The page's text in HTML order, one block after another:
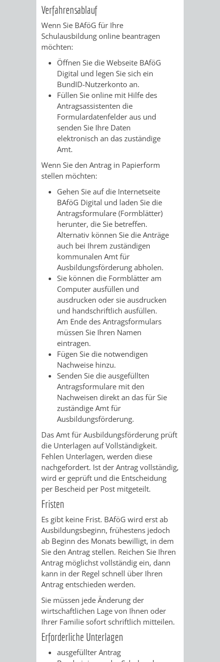
Verfahrensablauf
Wenn Sie BAföG für Ihre
Schulausbildung online beantragen
möchten:
Öffnen Sie die Webseite BAföG
Digital und legen Sie sich ein
BundID-Nutzerkonto an.
Füllen Sie online mit Hilfe des
Antragsassistenten die
Formulardatenfelder aus und
senden Sie Ihre Daten
elektronisch an das zuständige
Amt.
Wenn Sie den Antrag in Papierform
stellen möchten:
Gehen Sie auf die Internetseite
BAföG Digital und laden Sie die
Antragsformulare (Formblätter)
herunter, die Sie betreffen.
Alternativ können Sie die Anträge
auch bei Ihrem zuständigen
kommunalen Amt für
Ausbildungsförderung abholen.
Sie können die Formblätter am
Computer ausfüllen und
ausdrucken oder sie ausdrucken
und handschriftlich ausfüllen.
Am Ende des Antragsformulars
müssen Sie Ihren Namen
eintragen.
Fügen Sie die notwendigen
Nachweise hinzu.
Senden Sie die ausgefüllten
Antragsformulare mit den
Nachweisen direkt an das für Sie
zuständige Amt für
Ausbildungsförderung.
Das Amt für Ausbildungsförderung prüft
die Unterlagen auf Vollständigkeit.
Fehlen Unterlagen, werden diese
nachgefordert. Ist der Antrag vollständig,
wird er geprüft und die Entscheidung
per Bescheid per Post mitgeteilt.
Fristen
Es gibt keine Frist. BAföG wird erst ab
Ausbildungsbeginn, frühestens jedoch
ab Beginn des Monats bewilligt, in dem
Sie den Antrag stellen. Reichen Sie Ihren
Antrag möglichst vollständig ein, dann
kann in der Regel schnell über Ihren
Antrag entschieden werden.
Sie müssen jede Änderung der
wirtschaftlichen Lage von Ihnen oder
Ihrer Familie sofort schriftlich mitteilen.
Erforderliche Unterlagen
ausgefüllter Antrag